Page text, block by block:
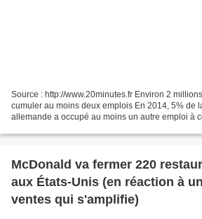
Source : http://www.20minutes.fr Environ 2
cumuler au moins deux emplois En 2014, 5% de
allemande a occupé au moins un autre emploi à
McDonald va fermer 220
aux États-Unis (en réaction à
ventes qui s'amplifie)